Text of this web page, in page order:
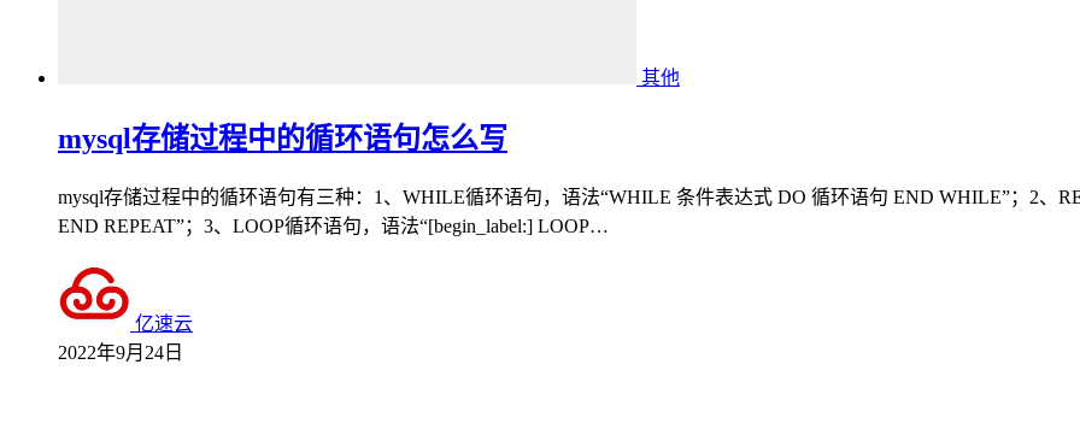
其他
mysql存储过程中的循环语句怎么写
mysql存储过程中的循环语句有三种：1、WHILE循环语句，语法“WHILE 条件表达式 DO 循环语句 END WHILE”；2、
END REPEAT”；3、LOOP循环语句，语法“[begin_label:] LOOP…
亿速云
2022年9月24日